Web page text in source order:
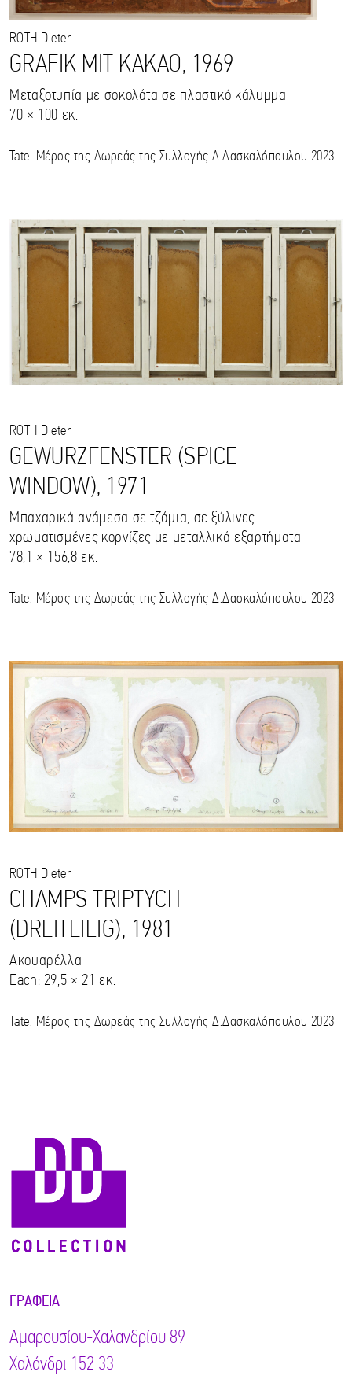
ROTH Dieter
GRAFIK MIT KAKAO, 1969
Μεταξοτυπία με σοκολάτα σε πλαστικό κάλυμμα
70 × 100 εκ.
Tate. Μέρος της Δωρεάς της Συλλογής Δ.Δασκαλόπουλου 2023
ROTH Dieter
GEWURZFENSTER (SPICE
WINDOW), 1971
Μπαχαρικά ανάμεσα σε τζάμια, σε ξύλινες
χρωματισμένες κορνίζες με μεταλλικά εξαρτήματα
78,1 × 156,8 εκ.
Tate. Μέρος της Δωρεάς της Συλλογής Δ.Δασκαλόπουλου 2023
ROTH Dieter
CHAMPS TRIPTYCH
(DREITEILIG), 1981
Ακουαρέλλα
Each: 29,5 × 21 εκ.
Tate. Μέρος της Δωρεάς της Συλλογής Δ.Δασκαλόπουλου 2023
ΓΡΑΦΕΊΑ
Αμαρουσίου-Χαλανδρίου 89
Χαλάνδρι 152 33